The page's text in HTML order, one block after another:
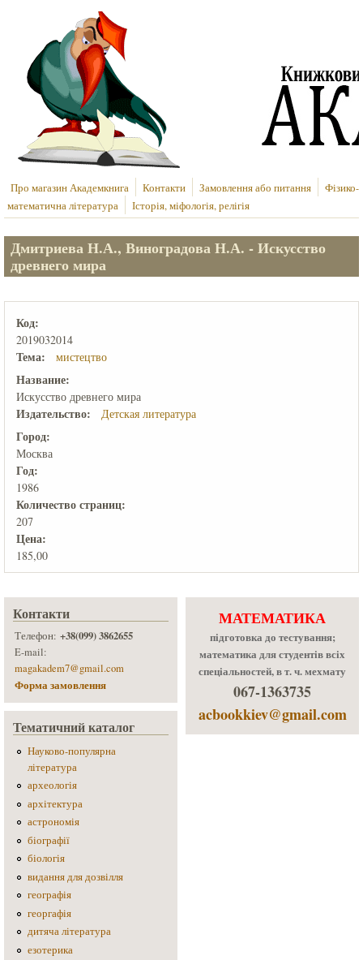
Перейти до основного вмісту
Про магазин Академкнига Контакти Замовлення або питання
Фізико-
математична література
Історія, міфологія, релігія
Дмитриева Н.А., Виноградова Н.А. - Искусство
древнего мира
Код:
2019032014
Тема: мистецтво
Название:
Искусство древнего мира
Издательство: Детская литература
Город:
Москва
Год:
1986
Количеcтво страниц:
207
Цена:
185,00
Контакти
Телефон: +38(099) 3862655
E-mail:
magakadem7@gmail.com
Форма замовлення
Тематичний каталог
Науково-популярна
література
археологія
архітектура
астрономія
біографії
біологія
видання для дозвілля
географія
георгафія
дитяча література
езотерика
МАТЕМАТИКА
підготовка до тестування;
математика для студентів всіх
спеціальностей, в т. ч. мехмату
067-1363735
acbookkiev@gmail.com